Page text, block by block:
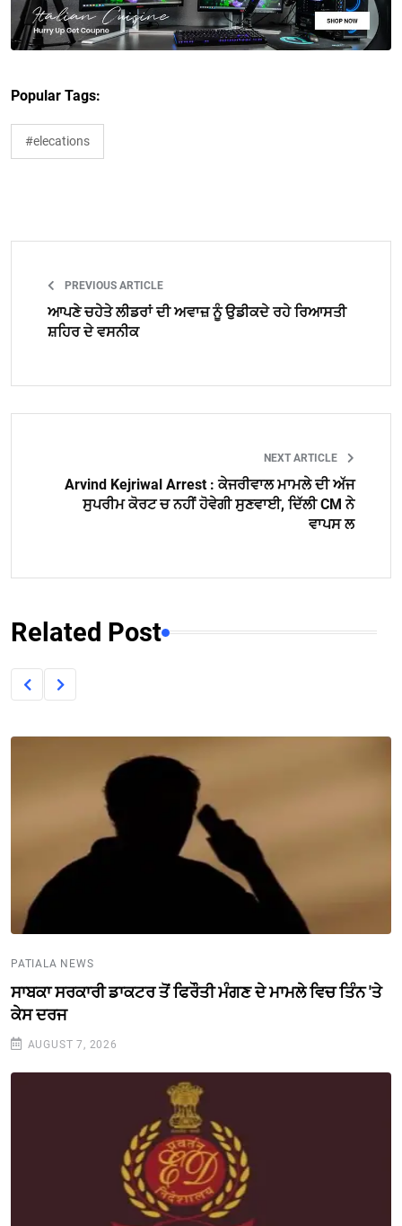
Popular Tags:
#elecations
PREVIOUS ARTICLE
ਆਪਣੇ ਚਹੇਤੇ ਲੀਡਰਾਂ ਦੀ ਅਵਾਜ਼ ਨੂੰ ਉਡੀਕਦੇ ਰਹੇ ਰਿਆਸਤੀ
ਸ਼ਹਿਰ ਦੇ ਵਸਨੀਕ
NEXT ARTICLE
Arvind Kejriwal Arrest : ਕੇਜਰੀਵਾਲ ਮਾਮਲੇ ਦੀ ਅੱਜ
ਸੁਪਰੀਮ ਕੋਰਟ ਚ ਨਹੀਂ ਹੋਵੇਗੀ ਸੁਣਵਾਈ, ਦਿੱਲੀ CM ਨੇ
ਵਾਪਸ ਲ
Related Post
PATIALA NEWS
ਸਾਬਕਾ ਸਰਕਾਰੀ ਡਾਕਟਰ ਤੋਂ ਫਿਰੌਤੀ ਮੰਗਣ ਦੇ ਮਾਮਲੇ ਵਿਚ ਤਿੰਨ 'ਤੇ
ਕੇਸ ਦਰਜ
AUGUST 7, 2026